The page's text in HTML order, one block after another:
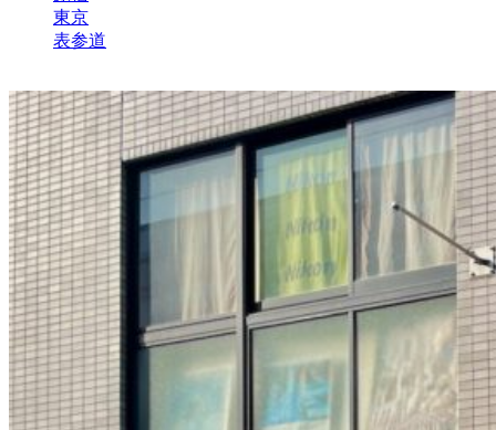
東京
表参道